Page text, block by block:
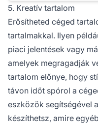
5. Kreatív tartalom
Erősítheted céged
tartalmakkal. Ilyen
piaci jelentések vagy
amelyek megragadják
tartalom előnye, hogy
távon időt spórol a
eszközök segítségével
készíthetsz, amire